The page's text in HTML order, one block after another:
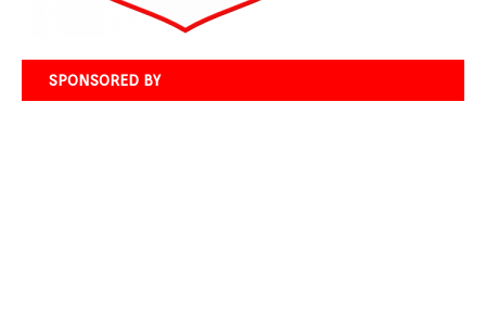
SPONSORED BY